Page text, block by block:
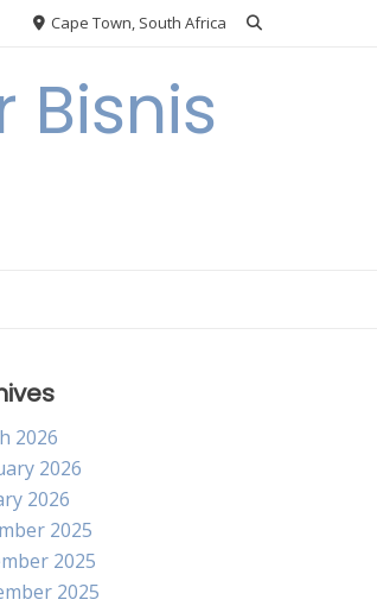
Cape Town, South Africa
Bisnis
2026
2026
2026
2025
2025
2025